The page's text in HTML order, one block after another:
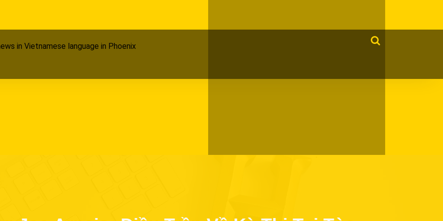
in Vietnamese language in Phoenix